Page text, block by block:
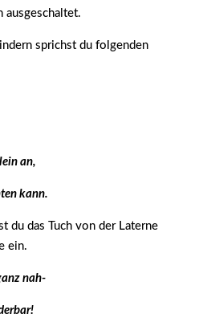
ausgeschaltet.
sprichst du folgenden
an,
kann.
du das Tuch von der Laterne
ein.
nah-